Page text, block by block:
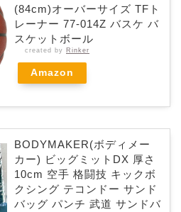
(84cm)オーバーサイズ TFト
レーナー 77-014Z バスケ バ
スケットボール
created by Rinker
Amazon
BODYMAKER(ボディメー
カー) ビッグミットDX 厚さ
10cm 空手 格闘技 キックボ
クシング テコンドー サンド
バッグ パンチ 武道 サンドバ